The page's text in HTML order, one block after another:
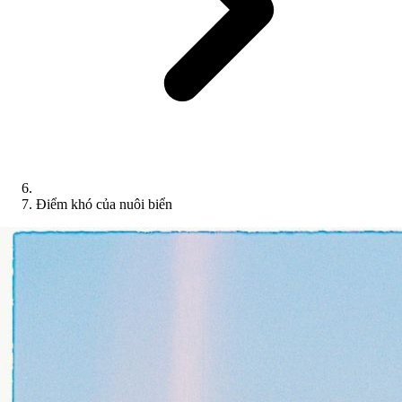
Điểm khó của nuôi biển